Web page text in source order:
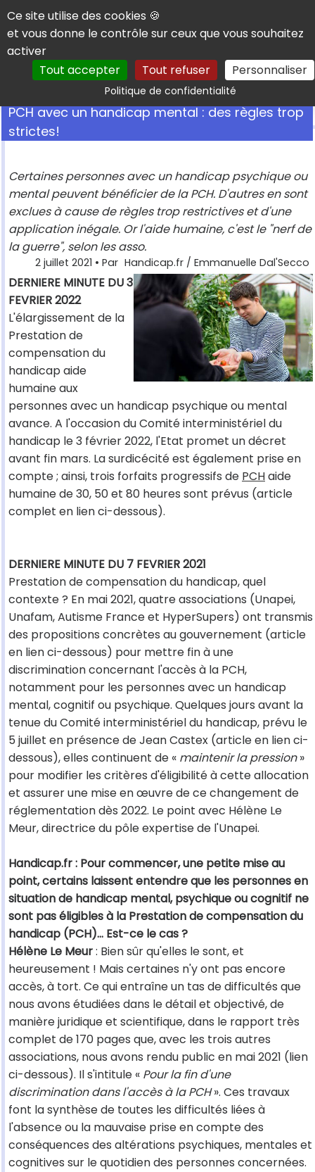
Panneau de gestion des cookies
Ce site utilise des cookies 🍪
et vous donne le contrôle sur ceux que vous souhaitez
activer
Tout accepter
Tout refuser Personnaliser
Politique de confidentialitéRechercher
PCH avec un handicap mental : des règles trop
strictes!
Certaines personnes avec un handicap psychique ou
mental peuvent bénéficier de la PCH. D'autres en sont
exclues à cause de règles trop restrictives et d'une
application inégale. Or l'aide humaine, c'est le "nerf de
la guerre", selon les asso.
2 juillet 2021 • Par Handicap.fr / Emmanuelle Dal'Secco
DERNIERE MINUTE DU 3
FEVRIER 2022
L'élargissement de la
Prestation de
compensation du
handicap aide
humaine aux
personnes avec un handicap psychique ou mental
avance. A l'occasion du Comité interministériel du
handicap le 3 février 2022, l'Etat promet un décret
avant fin mars. La surdicécité est également prise en
compte ; ainsi, trois forfaits progressifs de PCHaide
humaine de 30, 50 et 80 heures sont prévus (article
complet en lien ci-dessous).
DERNIERE MINUTE DU 7 FEVRIER 2021
Prestation de compensation du handicap, quel
contexte ? En mai 2021, quatre associations (Unapei,
Unafam, Autisme France et HyperSupers) ont transmis
des propositions concrètes au gouvernement (article
en lien ci-dessous) pour mettre fin à une
discrimination concernant l'accès à la PCH,
notamment pour les personnes avec un handicap
mental, cognitif ou psychique. Quelques jours avant la
tenue du Comité interministériel du handicap, prévu le
5 juillet en présence de Jean Castex (article en lien ci-
dessous), elles continuent de « maintenir la pression»
pour modifier les critères d'éligibilité à cette allocation
et assurer une mise en œuvre de ce changement de
réglementation dès 2022. Le point avec Hélène Le
Meur, directrice du pôle expertise de l'Unapei.
Handicap.fr : Pour commencer, une petite mise au
point, certains laissent entendre que les personnes en
situation de handicap mental, psychique ou cognitif ne
sont pas éligibles à la Prestation de compensation du
handicap (PCH)... Est-ce le cas ?
Hélène Le Meur: Bien sûr qu'elles le sont, et
heureusement ! Mais certaines n'y ont pas encore
accès, à tort. Ce qui entraîne un tas de difficultés que
nous avons étudiées dans le détail et objectivé, de
manière juridique et scientifique, dans le rapport très
complet de 170 pages que, avec les trois autres
associations, nous avons rendu public en mai 2021 (lien
ci-dessous). Il s'intitule « Pour la fin d'une
discrimination dans l'accès à la PCH». Ces travaux
font la synthèse de toutes les difficultés liées à
l'absence ou la mauvaise prise en compte des
conséquences des altérations psychiques, mentales et
cognitives sur le quotidien des personnes concernées.